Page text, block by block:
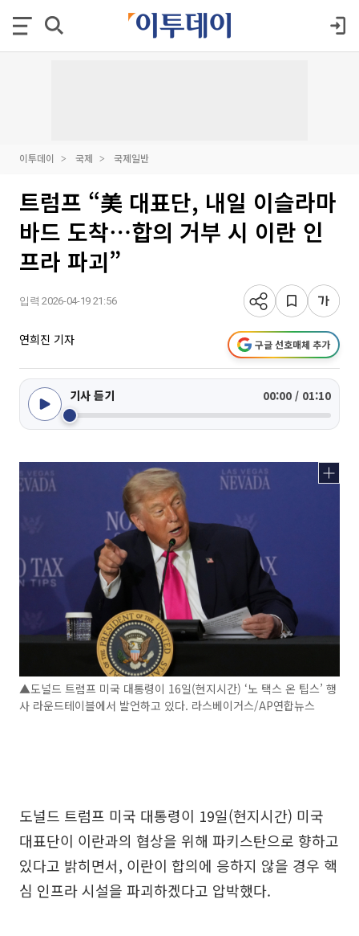
이투데이 국제 국제일반
트럼프 “美 대표단, 내일 이슬라마
바드 도착⋯합의 거부 시 이란 인
프라 파괴”
입력 2026-04-19 21:56
연희진 기자 구글 선호매체 추가
기사 듣기 00:00 / 01:10
▲도널드 트럼프 미국 대통령이 16일(현지시간) ‘노 택스 온 팁스’ 행
사 라운드테이블에서 발언하고 있다. 라스베이거스/AP연합뉴스
도널드 트럼프 미국 대통령이 19일(현지시간) 미국
대표단이 이란과의 협상을 위해 파키스탄으로 향하고
있다고 밝히면서, 이란이 합의에 응하지 않을 경우 핵
심 인프라 시설을 파괴하겠다고 압박했다.